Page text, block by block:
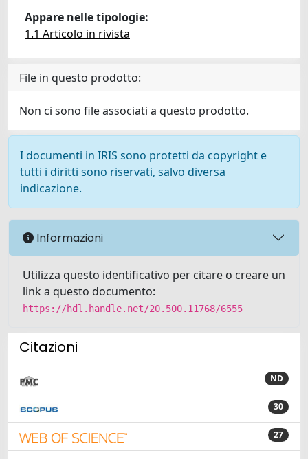
Appare nelle tipologie:
1.1 Articolo in rivista
File in questo prodotto:
Non ci sono file associati a questo prodotto.
I documenti in IRIS sono protetti da copyright e
tutti i diritti sono riservati, salvo diversa
indicazione.
Informazioni
Utilizza questo identificativo per citare o creare un
link a questo documento:
https://hdl.handle.net/20.500.11768/6555
Citazioni
ND
30
27